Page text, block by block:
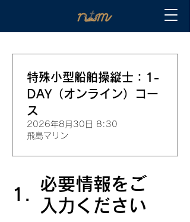
1.
必要情報をご
入力ください
特殊小型船舶操縦士：1-
DAY（オンライン）コー
ス
2026年8月30日 8:30
飛島マリン